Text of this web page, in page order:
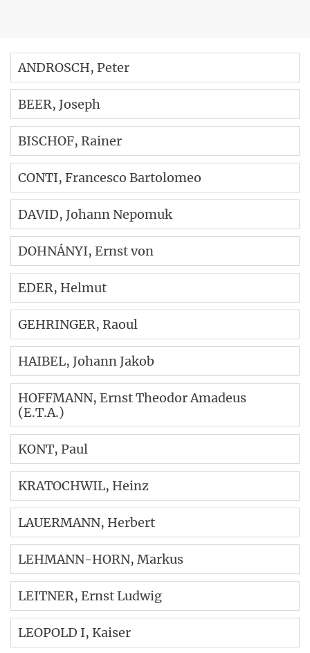
ANDROSCH, Peter
BEER, Joseph
BISCHOF, Rainer
CONTI, Francesco Bartolomeo
DAVID, Johann Nepomuk
DOHNÁNYI, Ernst von
EDER, Helmut
GEHRINGER, Raoul
HAIBEL, Johann Jakob
HOFFMANN, Ernst Theodor Amadeus
(E.T.A.)
KONT, Paul
KRATOCHWIL, Heinz
LAUERMANN, Herbert
LEHMANN-HORN, Markus
LEITNER, Ernst Ludwig
LEOPOLD I, Kaiser